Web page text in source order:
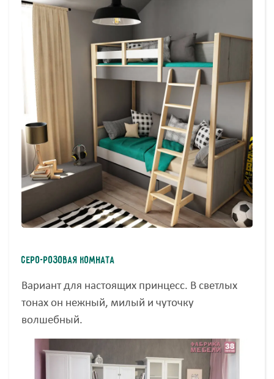
Серо-розовая комната
Вариант для настоящих принцесс. В светлых
тонах он нежный, милый и чуточку
волшебный.